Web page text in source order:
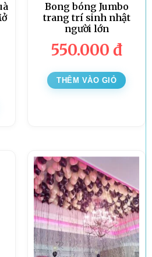
Bong bóng Jumbo
trang trí sinh nhật
người lớn
550.000 đ
THÊM VÀO GIỎ